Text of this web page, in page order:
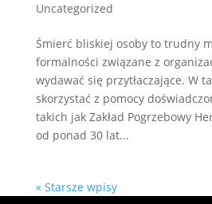
Uncategorized
Śmierć bliskiej osoby to trudny
formalności związane z
wydawać się przytłaczające. W
skorzystać z pomocy
takich jak Zakład Pogrzebowy
od ponad 30 lat...
« Starsze wpisy